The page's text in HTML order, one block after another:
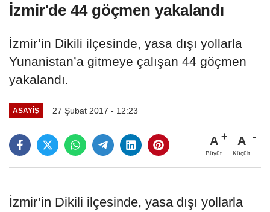
İzmir'de 44 göçmen yakalandı
İzmir’in Dikili ilçesinde, yasa dışı yollarla
Yunanistan’a gitmeye çalışan 44 göçmen
yakalandı.
ASAYIŞ 27 Şubat 2017 - 12:23
A
Büyüt
A
Küçült
İzmir’in Dikili ilçesinde, yasa dışı yollarla